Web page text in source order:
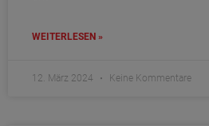
WEITERLESEN »
12. März 2024 Keine Kommentare